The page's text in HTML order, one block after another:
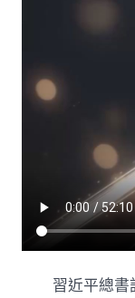
習近平總